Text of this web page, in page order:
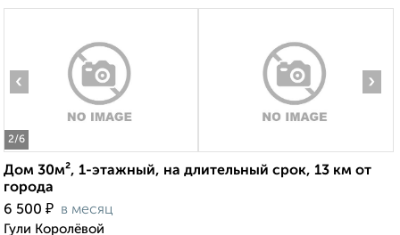
2/6
‹ ›
Дом 30м², 1-этажный, на длительный срок, 13 км от
города
6 500 ₽ в месяц
Гули Королёвой